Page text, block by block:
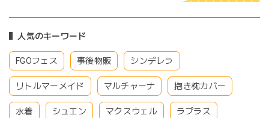
人気のキーワード
FGOフェス 事後物販 シンデレラ
リトルマーメイド マルチャーナ 抱き枕カバー
水着 シュエン マクスウェル ラプラス